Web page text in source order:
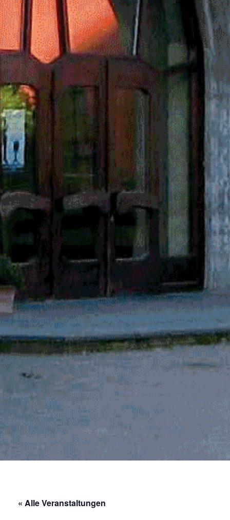
« Alle Veranstaltungen